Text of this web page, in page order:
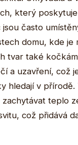
který
jsou často
domu, kde je
tvar také
a uzavření, což
hledají v přírodě.
zachytávat teplo
což přidává